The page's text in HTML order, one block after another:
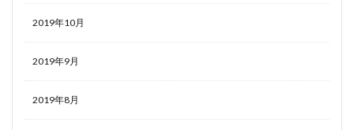
2019年10月
2019年9月
2019年8月